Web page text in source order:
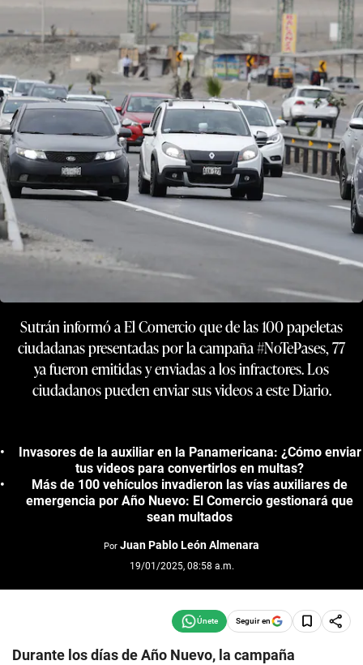
Sutrán informó a El Comercio que de las 100 papeletas
ciudadanas presentadas por la campaña #NoTePases, 77
ya fueron emitidas y enviadas a los infractores. Los
ciudadanos pueden enviar sus videos a este Diario.
Invasores de la auxiliar en la Panamericana: ¿Cómo enviar
tus videos para convertirlos en multas?
Más de 100 vehículos invadieron las vías auxiliares de
emergencia por Año Nuevo: El Comercio gestionará que
sean multados
Por Juan Pablo León Almenara
19/01/2025, 08:58 a.m.
Seguir en
Durante los días de Año Nuevo, la campaña